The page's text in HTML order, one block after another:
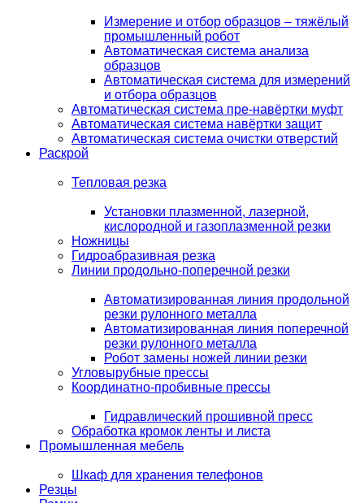
Измерение и отбор образцов – тяжёлый
промышленный робот
Автоматическая система анализа
образцов
Автоматическая система для измерений
и отбора образцов
Автоматическая система пре-навёртки муфт
Автоматическая система навёртки защит
Автоматическая система очистки отверстий
Раскрой
Тепловая резка
Установки плазменной, лазерной,
кислородной и газоплазменной резки
Ножницы
Гидроабразивная резка
Линии продольно-поперечной резки
Автоматизированная линия продольной
резки рулонного металла
Автоматизированная линия поперечной
резки рулонного металла
Робот замены ножей линии резки
Угловырубные прессы
Координатно-пробивные прессы
Гидравлический прошивной пресс
Обработка кромок ленты и листа
Промышленная мебель
Шкаф для хранения телефонов
Резцы